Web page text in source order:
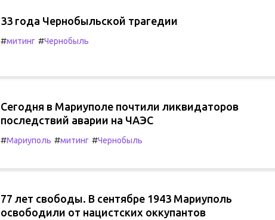
33 года Чернобыльской трагедии
#митинг #Чернобыль
Сегодня в Мариуполе почтили ликвидаторов
последствий аварии на ЧАЭС
#Мариуполь #митинг #Чернобыль
77 лет свободы. В сентябре 1943 Мариуполь
освободили от нацистских оккупантов